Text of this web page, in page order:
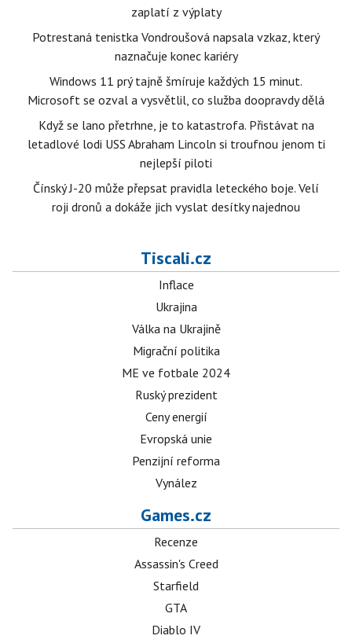
zaplatí z výplaty
Potrestaná tenistka Vondroušová napsala vzkaz, který
naznačuje konec kariéry
Windows 11 prý tajně šmíruje každých 15 minut.
Microsoft se ozval a vysvětlil, co služba doopravdy dělá
Když se lano přetrhne, je to katastrofa. Přistávat na
letadlové lodi USS Abraham Lincoln si troufnou jenom ti
nejlepší piloti
Čínský J-20 může přepsat pravidla leteckého boje. Velí
roji dronů a dokáže jich vyslat desítky najednou
Tiscali.cz
Inflace
Ukrajina
Válka na Ukrajině
Migrační politika
ME ve fotbale 2024
Ruský prezident
Ceny energií
Evropská unie
Penzijní reforma
Vynález
Games.cz
Recenze
Assassin's Creed
Starfield
GTA
Diablo IV